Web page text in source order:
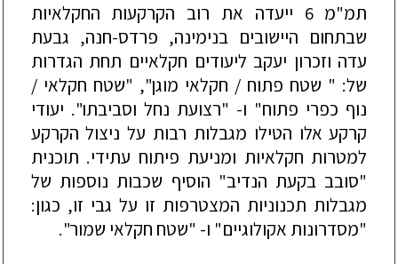
תמ"מ 6 ייעדה את רוב הקרקעות החקלאיות
שבתחום היישובים בנימינה, פרדס-חנה, גבעת
עדה וזכרון יעקב ליעודים חקלאיים תחת הגדרות
של: " שטח פתוח / חקלאי מוגן", "שטח חקלאי /
נוף כפרי פתוח" ו- "רצועת נחל וסביבתו". יעודי
קרקע אלו הטילו מגבלות רבות על ניצול הקרקע
למטרות חקלאיות ומניעת פיתוח עתידי. תוכנית
"סובב בקעת הנדיב" הוסיף שכבות נוספות של
מגבלות תכנוניות המצטרפות זו על גבי זו, כגון:
"מסדרונות אקולוגיים" ו- "שטח חקלאי שמור".